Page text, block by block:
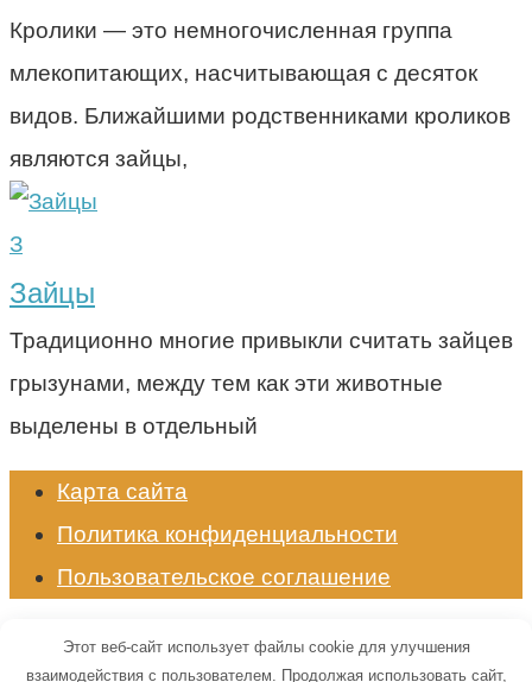
Кролики — это немногочисленная группа
млекопитающих, насчитывающая с десяток
видов. Ближайшими родственниками кроликов
являются зайцы,
З
Зайцы
Традиционно многие привыкли считать зайцев
грызунами, между тем как эти животные
выделены в отдельный
Карта сайта
Политика конфиденциальности
Пользовательское соглашение
© 2026 Энциклопедия животных
Этот веб-сайт использует файлы cookie для улучшения
взаимодействия с пользователем. Продолжая использовать сайт,